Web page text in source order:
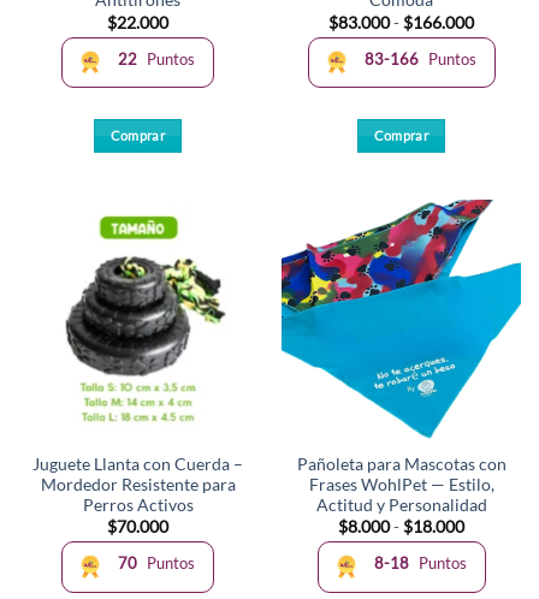
producto
producto
$22.000
22 Puntos
Comprar
tiene
múltiples
variantes.
Las
opciones
se
pueden
elegir
en
página
de
producto
$83.000-$166.000Rango
de
precios:
desde
$83.000
83-166 Puntos
Comprar
tiene
múltiples
variantes.
Las
pueden
elegir
en
página
de
producto
Juguete Llanta con Cuerda –
Mordedor Resistente para
Perros Activos
$70.000
70 Puntos
Pañoleta para Mascotas con
Frases WohlPet — Estilo,
Actitud y Personalidad
$8.000-$18.000Rango
de
precios:
desde
$8.000
8-18 Puntos